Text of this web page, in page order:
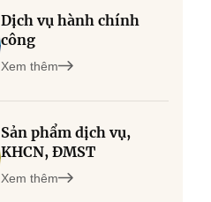
Dịch vụ hành chính
công
Xem thêm
Sản phẩm dịch vụ,
KHCN, ĐMST
Xem thêm